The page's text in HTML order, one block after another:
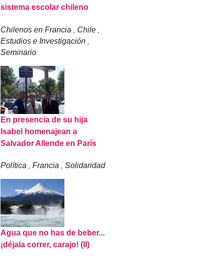
sistema escolar chileno
Chilenos en Francia Chile
Estudios e Investigación
Seminario
En presencia de su hija
Isabel homenajean a
Salvador Allende en París
Política ,Francia ,Solidaridad
Agua que no has de beber...
¡déjala correr, carajo! (II)